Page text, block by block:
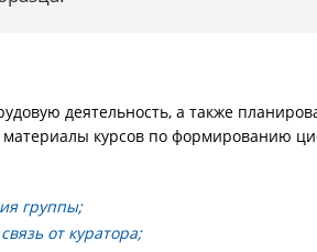
деятельность, а также
курсов по формированию
группы;
от куратора;